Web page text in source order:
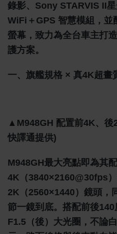
錄影、Sony STARVIS II星
WiFi＋GPS 智慧模組，並
螢幕，致力為全台車主打
護方案。
一、旗艦規格 × 真4K超畫
▲M948GH 配置前4K、後
快譯通提供)
M948GH最大亮點即為其
4K（3840×2160@30fps
2K（2560×1440）鏡頭，
節一鏡到底。搭配前後
F1.5（後）大光圈，不論